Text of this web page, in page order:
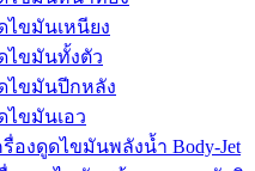
ไขมันเหนียง
ไขมันทั้งตัว
ไขมันปีกหลัง
ไขมันเอว
รื่องดูดไขมันพลังน้ำ Body-Jet